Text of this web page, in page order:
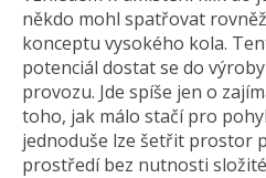
někdo mohl spatřovat
konceptu vysokého kola.
potenciál dostat se do
provozu. Jde spíše jen o
toho, jak málo stačí pro
jednoduše lze šetřit prostor
prostředí bez nutnosti